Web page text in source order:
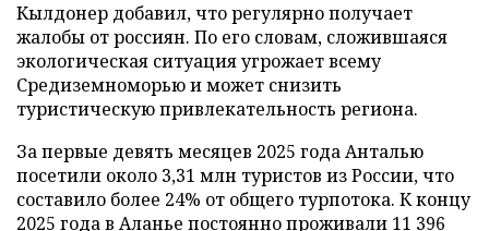
Кылдонер добавил, что регулярно получает
жалобы от россиян. По его словам, сложившаяся
экологическая ситуация угрожает всему
Средиземноморью и может снизить
туристическую привлекательность региона.
За первые девять месяцев 2025 года Анталью
посетили около 3,31 млн туристов из России, что
составило более 24% от общего турпотока. К концу
2025 года в Аланье постоянно проживали 11 396